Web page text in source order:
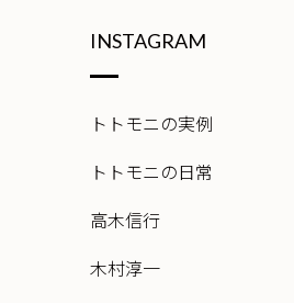
INSTAGRAM
トトモニの実例
トトモニの日常
高木信行
木村淳一